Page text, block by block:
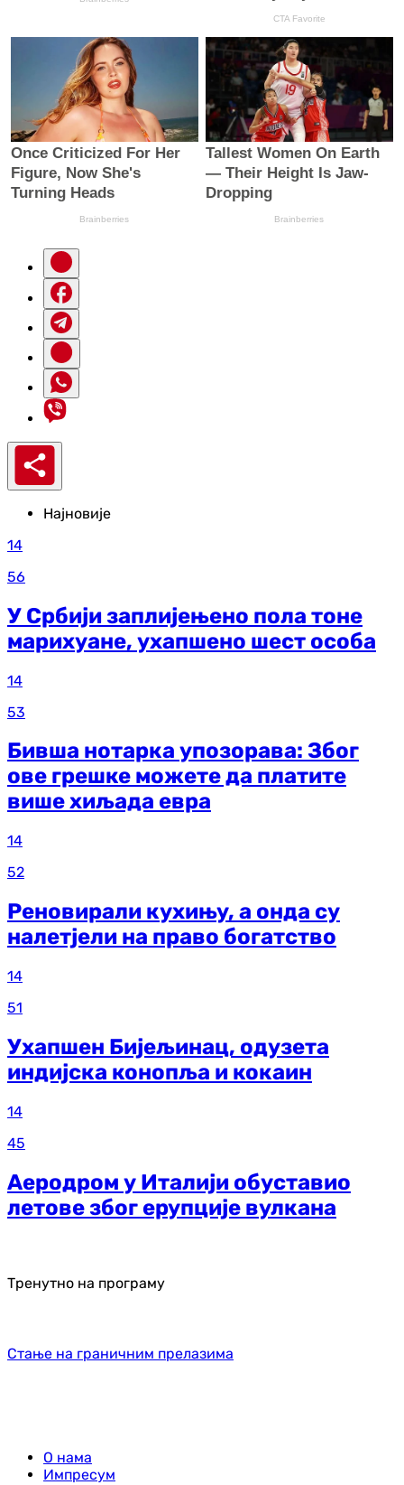
Најновије
14
56
У Србији заплијењено пола тоне
марихуане, ухапшено шест особа
14
53
Бивша нотарка упозорава: Због
ове грешке можете да платите
више хиљада евра
14
52
Реновирали кухињу, а онда су
налетјели на право богатство
14
51
Ухапшен Бијељинац, одузета
индијска конопља и кокаин
14
45
Аеродром у Италији обуставио
летове због ерупције вулкана
Тренутно на програму
Стање на граничним прелазима
О нама
Импресум